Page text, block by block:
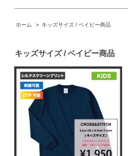
ホーム > キッズサイズ / ベイビー商品
キッズサイズ / ベイビー商品